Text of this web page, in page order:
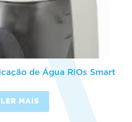
de Água RiOs Smart
LER MAIS